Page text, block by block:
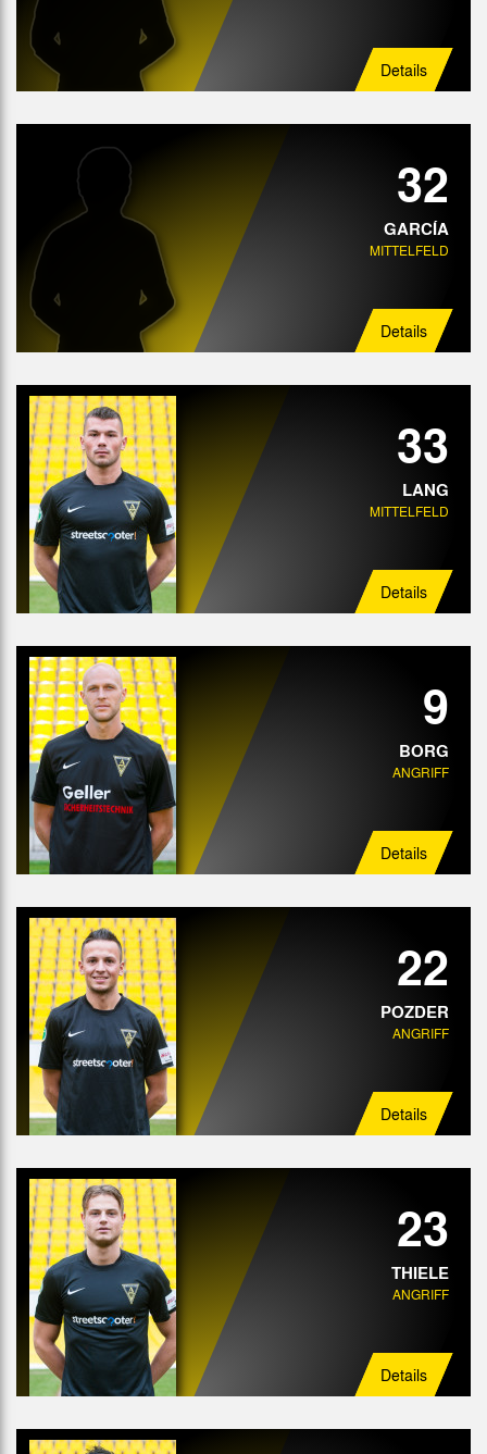
Details
32
GARCÍA
MITTELFELD
Details
33
LANG
MITTELFELD
Details
9
BORG
ANGRIFF
Details
22
POZDER
ANGRIFF
Details
23
THIELE
ANGRIFF
Details